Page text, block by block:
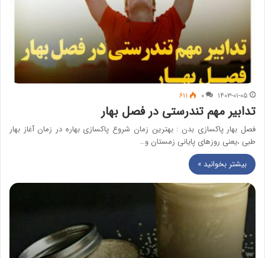
۱۴۰۳-۰۱-۰۵ ۰ ۶۱۱
تدابیر مهم تندرستی در فصل بهار
فصل بهار پاکسازی بدن : بهترین زمان شروع پاکسازی بهاره در زمان آغاز بهار
طبی ،یعنی روزهای پایانی زمستان و…
بیشتر بخوانید »